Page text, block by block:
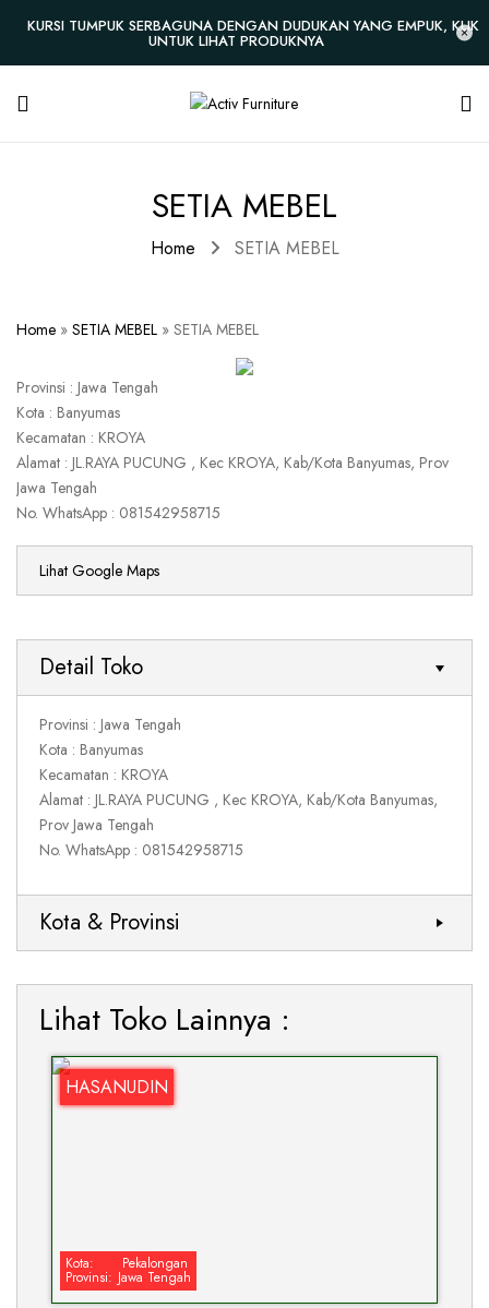
KURSI TUMPUK SERBAGUNA DENGAN DUDUKAN YANG EMPUK, KLIK
UNTUK LIHAT PRODUKNYA
SETIA MEBEL
Home SETIA MEBEL
Home » SETIA MEBEL » SETIA MEBEL
Provinsi : Jawa Tengah
Kota : Banyumas
Kecamatan : KROYA
Alamat : JL.RAYA PUCUNG , Kec KROYA, Kab/Kota Banyumas, Prov
Jawa Tengah
No. WhatsApp : 081542958715
Lihat Google Maps
Detail Toko
Provinsi : Jawa Tengah
Kota : Banyumas
Kecamatan : KROYA
Alamat : JL.RAYA PUCUNG , Kec KROYA, Kab/Kota Banyumas,
Prov Jawa Tengah
No. WhatsApp : 081542958715
Kota & Provinsi
Lihat Toko Lainnya :
HASANUDIN
Kota: Pekalongan
Provinsi: Jawa Tengah